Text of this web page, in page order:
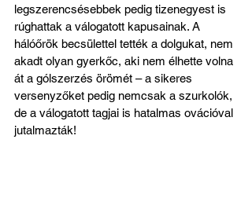
legszerencsésebbek pedig tizenegyest is
rúghattak a válogatott kapusainak. A
hálóőrök becsülettel tették a dolgukat, nem
akadt olyan gyerkőc, aki nem élhette volna
át a gólszerzés örömét – a sikeres
versenyzőket pedig nemcsak a szurkolók,
de a válogatott tagjai is hatalmas ovációval
jutalmazták!